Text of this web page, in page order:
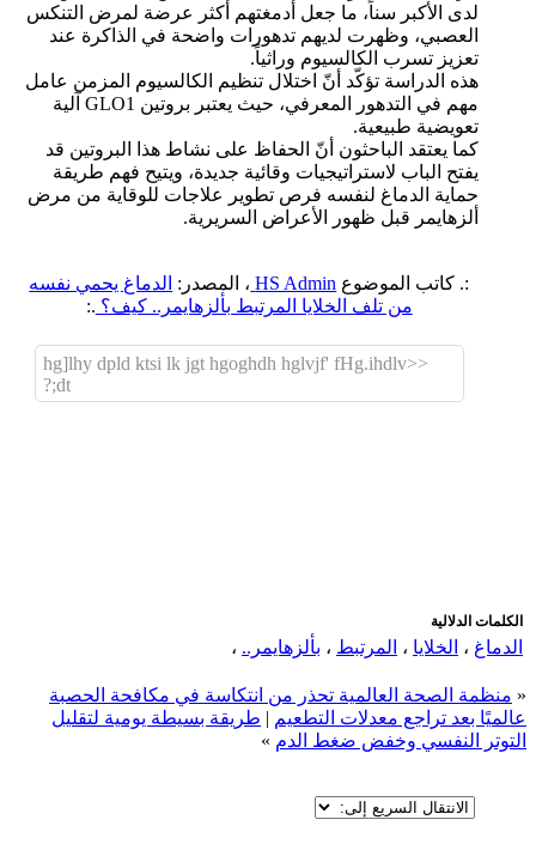
لدى الأكبر سناً، ما جعل أدمغتهم أكثر عرضة لمرض التنكس
العصبي، وظهرت لديهم تدهورات واضحة في الذاكرة عند
تعزيز تسرب الكالسيوم وراثياً.
هذه الدراسة تؤكّد أنّ اختلال تنظيم الكالسيوم المزمن عامل
مهم في التدهور المعرفي، حيث يعتبر بروتين GLO1 آلية
تعويضية طبيعية.
كما يعتقد الباحثون أنّ الحفاظ على نشاط هذا البروتين قد
يفتح الباب لاستراتيجيات وقائية جديدة، ويتيح فهم طريقة
حماية الدماغ لنفسه فرص تطوير علاجات للوقاية من مرض
ألزهايمر قبل ظهور الأعراض السريرية.
:. كاتب الموضوع HS Admin ، المصدر: الدماغ يحمي نفسه
من تلف الخلايا المرتبط بألزهايمر.. كيف؟ .:
hg]lhy dpld ktsi lk jgt hgoghdh hglvjf' fHg.ihdlv>>
;dt?
الكلمات الدلالية
الدماغ ، الخلايا ، المرتبط ، بألزهايمر.. ،
« منظمة الصحة العالمية تحذر من انتكاسة في مكافحة الحصبة
عالميًا بعد تراجع معدلات التطعيم | طريقة بسيطة يومية لتقليل
التوتر النفسي وخفض ضغط الدم »